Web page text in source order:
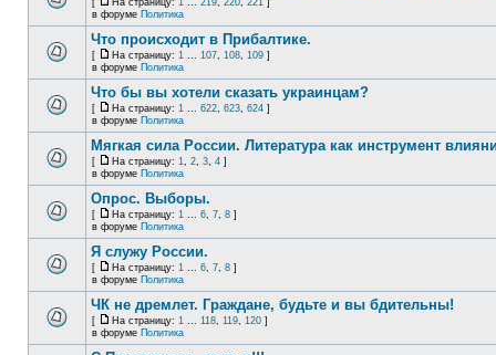
[ На страницу: 1 ... 219, 220, 221 ]
в форуме Политика
Что происходит в Прибалтике.
[ На страницу: 1 ... 107, 108, 109 ]
в форуме Политика
Что бы вы хотели сказать украинцам?
[ На страницу: 1 ... 622, 623, 624 ]
в форуме Политика
Мягкая сила России. Литература как инструмент
[ На страницу: 1, 2, 3, 4 ]
в форуме Политика
Опрос. Выборы.
[ На страницу: 1 ... 6, 7, 8 ]
в форуме Политика
Я служу России.
[ На страницу: 1 ... 6, 7, 8 ]
в форуме Политика
ЧК не дремлет. Граждане, будьте и вы бдительны!
[ На страницу: 1 ... 118, 119, 120 ]
в форуме Политика